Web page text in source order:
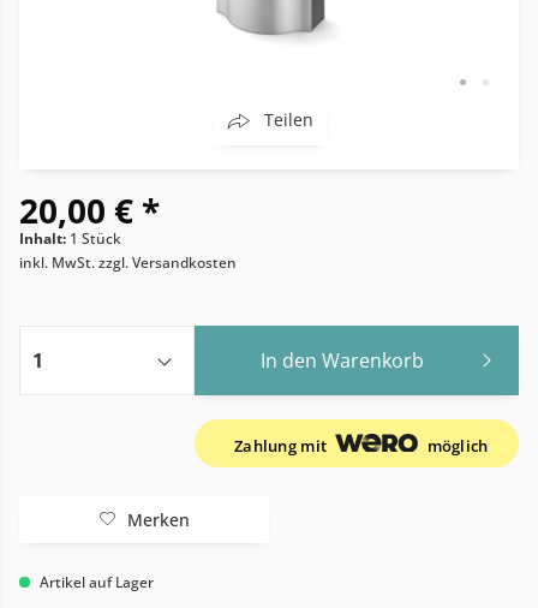
Teilen
20,00 € *
Inhalt: 1 Stück
inkl. MwSt.zzgl. Versandkosten
In den Warenkorb
Zahlung mit möglich
Merken
Artikel auf Lager